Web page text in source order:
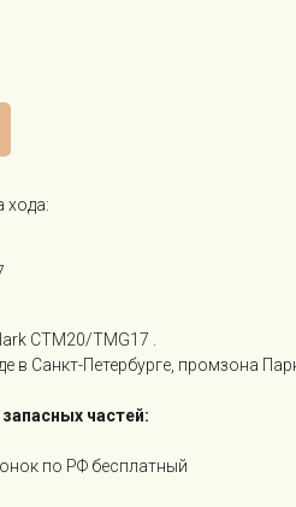
хода:
CTM20/TMG17 .
в Санкт-Петербурге, промзона
частей:
по РФ бесплатный